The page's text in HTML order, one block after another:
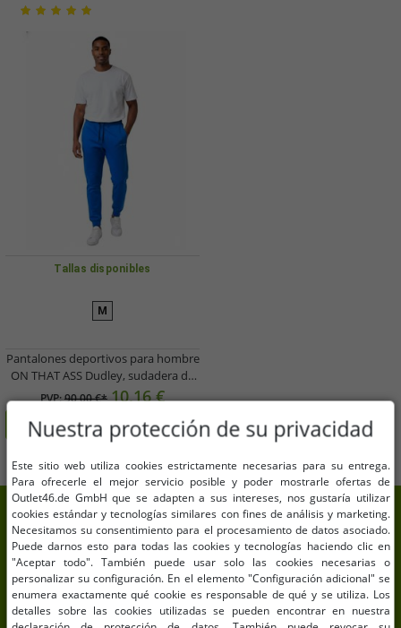
Tallas disponibles
M
Pantalones deportivos para hombre
ON THAT ASS Dudley, sudadera de
algodón con logo y bolsillos
PVP:90,00 €* 10,16 €
Añadir al carrito
7% de descuento extra en tu
compra
Suscríbete a nuestra newsletter y consigue tu 7% de
descuento extra
Nuestra protección de su privacidad
Este sitio web utiliza cookies estrictamente necesarias para su entrega.
Para ofrecerle el mejor servicio posible y poder mostrarle ofertas de
Outlet46.de GmbH que se adapten a sus intereses, nos gustaría utilizar
cookies estándar y tecnologías similares con fines de análisis y marketing.
Necesitamos su consentimiento para el procesamiento de datos asociado.
Puede darnos esto para todas las cookies y tecnologías haciendo clic en
"Aceptar todo". También puede usar solo las cookies necesarias o
personalizar su configuración. En el elemento "Configuración adicional" se
enumera exactamente qué cookie es responsable de qué y se utiliza. Los
detalles sobre las cookies utilizadas se pueden encontrar en nuestra